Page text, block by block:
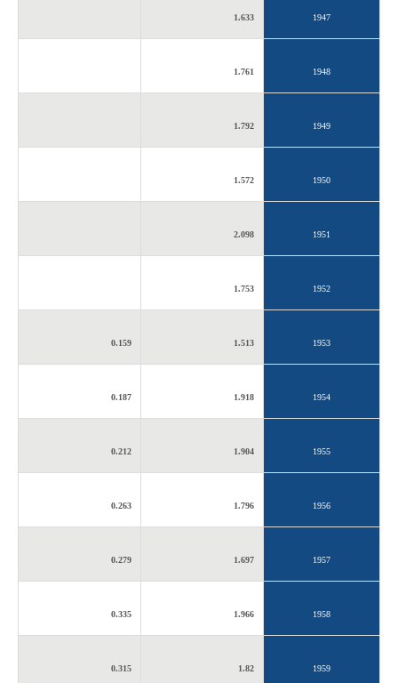
1947
1.633
1948
1.761
1949
1.792
1950
1.572
1951
2.098
1952
1.753
1953
1.513
0.159
1954
1.918
0.187
1955
1.904
0.212
1956
1.796
0.263
1957
1.697
0.279
1958
1.966
0.335
1959
1.82
0.315